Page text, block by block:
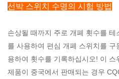
선박 스위치 수명의 시험 방법
손상될 때까지 주로 개폐 횟수를
를 사용하여 편심 개폐 스위치를
용하여 횟수를 기록하십시오! 이
제품이 중국에서 판매되는 경우